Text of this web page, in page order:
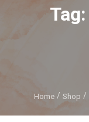
Tag:
Home Shop